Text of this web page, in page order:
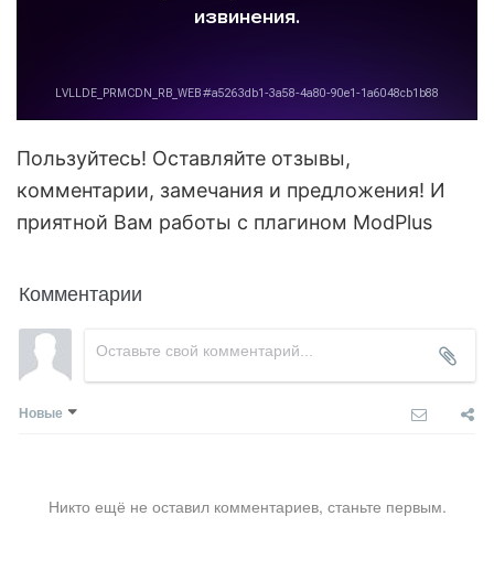
Пользуйтесь! Оставляйте отзывы,
комментарии, замечания и предложения! И
приятной Вам работы с плагином ModPlus
Комментарии
Новые
Никто ещё не оставил комментариев, станьте первым.